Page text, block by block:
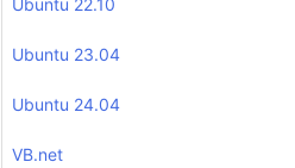
Ubuntu 22.10
Ubuntu 23.04
Ubuntu 24.04
VB.net